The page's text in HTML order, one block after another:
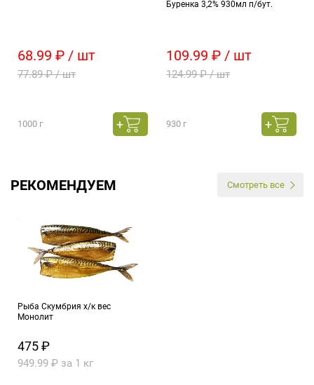
68.99 ₽ / шт
77.89 ₽ / шт
1000 г
Буренка 3,2% 930мл п/бут.
109.99 ₽ / шт
124.99 ₽ / шт
930 г
РЕКОМЕНДУЕМ Смотреть все
Рыба Скумбрия х/к вес
Монолит
475 ₽
949.99 ₽ за 1 кг